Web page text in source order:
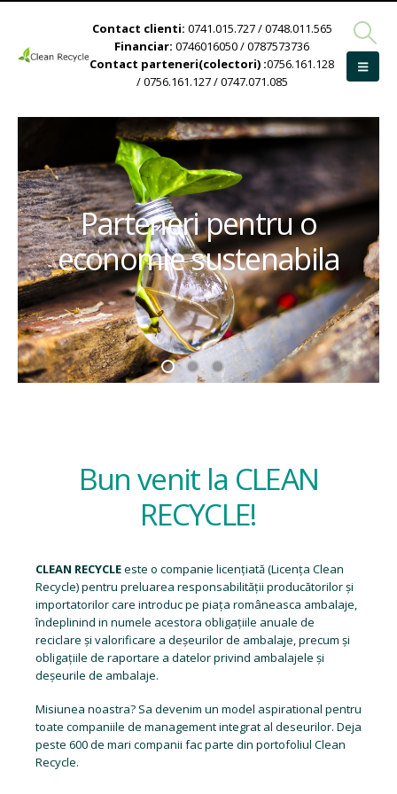
Contact clienti: 0741.015.727 / 0748.011.565
Financiar: 0746016050 / 0787573736
Contact parteneri(colectori) :0756.161.128
/ 0756.161.127 / 0747.071.085
Parteneri pentru o
economie sustenabila
Bun venit la CLEAN
RECYCLE!
CLEAN RECYCLEeste o companie licențiată (Licența Clean
Recycle) pentru preluarea responsabilității producătorilor și
importatorilor care introduc pe piața româneasca ambalaje,
îndeplinind in numele acestora obligațiile anuale de
reciclare și valorificare a deșeurilor de ambalaje, precum și
obligațiile de raportare a datelor privind ambalajele și
deșeurile de ambalaje.
Misiunea noastra? Sa devenim un model aspirational pentru
toate companiile de management integrat al deseurilor. Deja
peste 600 de mari companii fac parte din portofoliul Clean
Recycle.